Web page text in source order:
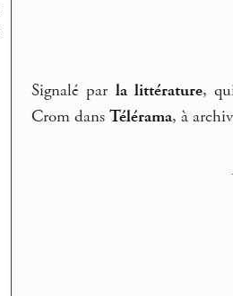
Signalé par la littérature,
Crom dansTélérama, à